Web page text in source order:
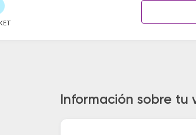
Información sobre tu